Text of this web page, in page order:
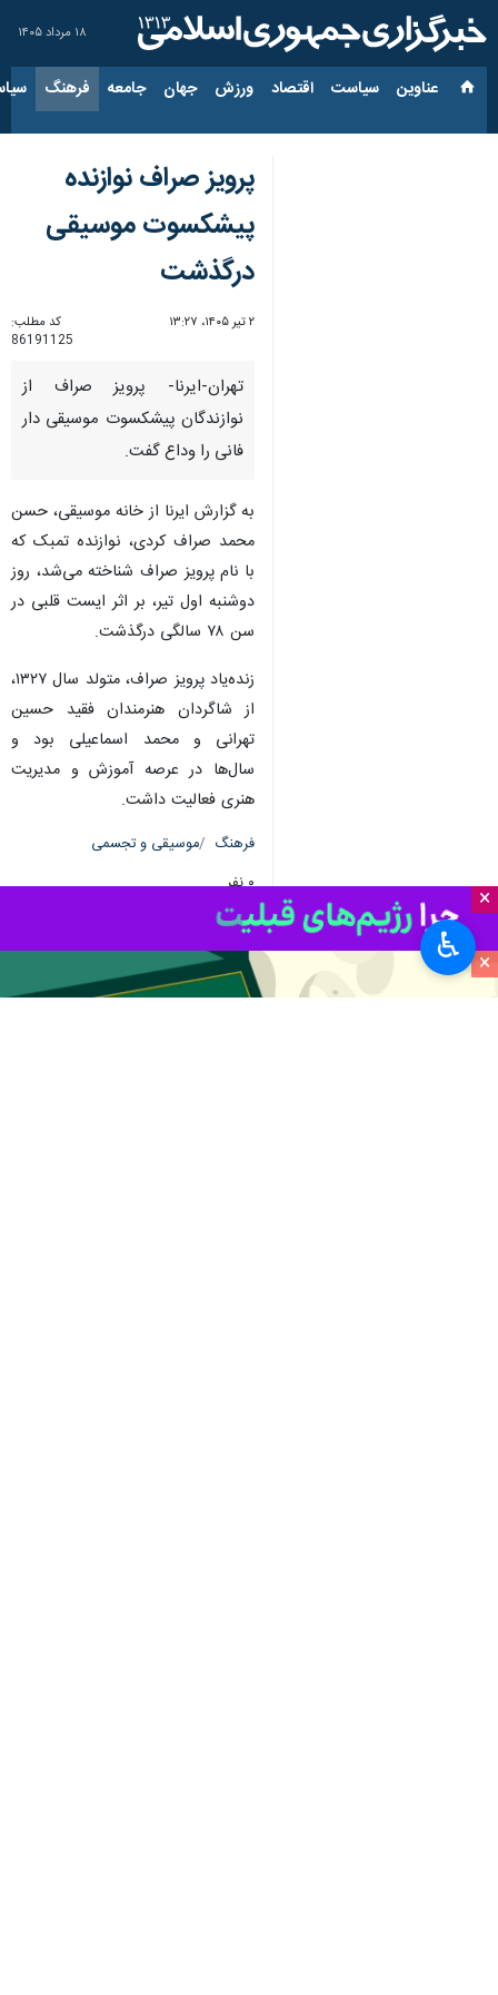
۱۸ مرداد ۱۴۰۵
عناوین‌ سیاست اقتصاد ورزش جهان جامعه فرهنگ
×
×
پرویز صراف نوازنده
پیشکسوت موسیقی
درگذشت
۲ تیر ۱۴۰۵، ۱۳:۲۷
کد مطلب:
86191125
تهران-ایرنا- پرویز صراف از
نوازندگان پیشکسوت موسیقی دار
فانی را وداع گفت.
به گزارش ایرنا از خانه موسیقی، حسن
محمد صراف کردی، نوازنده تمبک که
با نام پرویز صراف شناخته می‌شد، روز
دوشنبه اول تیر، بر اثر ایست قلبی در
سن ۷۸ سالگی درگذشت.
زنده‌یاد پرویز صراف، متولد سال ۱۳۲۷،
از شاگردان هنرمندان فقید حسین
تهرانی و محمد اسماعیلی بود و
سال‌ها در عرصه آموزش و مدیریت
هنری فعالیت داشت.
فرهنگ
موسیقی و تجسمی
۰ نفر
♿︎